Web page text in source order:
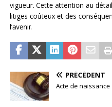
vigueur. Cette attention au
litiges coûteux et des
l’avenir.
PRÉCÉDENT
Acte de